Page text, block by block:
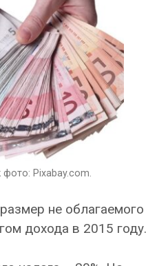
Pixabay.com.
не облагаемого
дохода в 2015 году.